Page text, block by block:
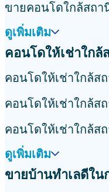
ขายคอนโดใกล้สถา
ดูเพิ่มเติม
คอนโดให้เช่าใก
คอนโดให้เช่าใกล้ส
คอนโดให้เช่าใกล้ส
คอนโดให้เช่าใกล้ส
ดูเพิ่มเติม
ขายบ้านทำเลดีใน